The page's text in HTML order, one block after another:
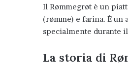
Il Rømmegrøt è un
(rømme) e farina. È un
specialmente durante
La storia di